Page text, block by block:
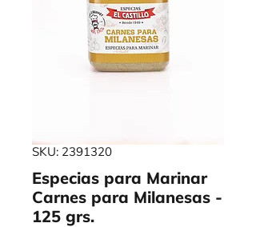
SKU: 2391320
Especias para Marinar
Carnes para Milanesas -
125 grs.